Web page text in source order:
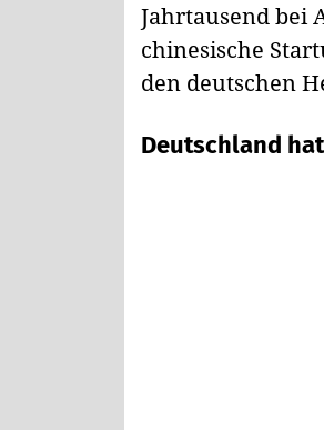
Jahrtausend bei
chinesische
den deutschen
Deutschland